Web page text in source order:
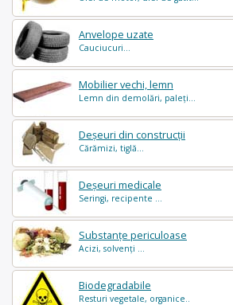
Anvelope uzate
Cauciucuri...
Mobilier vechi, lemn
Lemn din demolări, paleți...
Deșeuri din construcții
Cărămizi, tiglă...
Deșeuri medicale
Seringi, recipente ...
Substanțe periculoase
Acizi, solvenți ...
Biodegradabile
Resturi vegetale, organice..